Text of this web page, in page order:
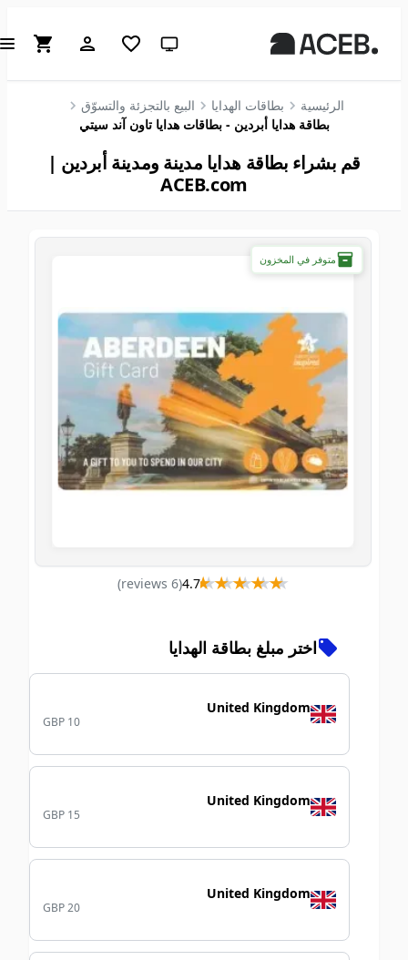
سمة النظام (انقر للفاتحة)
الرئيسية بطاقات الهدايا
البيع بالتجزئة والتسوّق
بطاقة هدايا أبردين - بطاقات هدايا تاون آند سيتي
قم بشراء بطاقة هدايا مدينة ومدينة أبردين |
ACEB.com
متوفر في المخزون
★★★★★
★★★★★
4.7
(
6
review
s
)
اختر مبلغ بطاقة الهدايا
United Kingdom
GBP 10
United Kingdom
GBP 15
United Kingdom
GBP 20